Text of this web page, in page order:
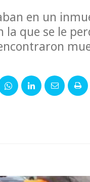
en un
la que se le